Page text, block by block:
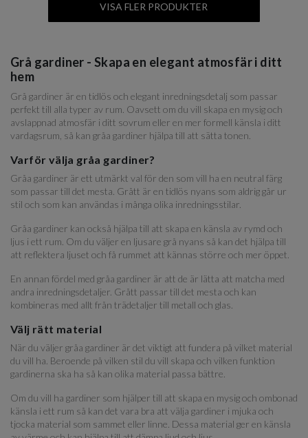
VISA FLER PRODUKTER
Grå gardiner - Skapa en elegant atmosfär i ditt
hem
Grå gardiner är en tidlös och elegant inredningsdetalj som passar
perfekt till alla typer av rum. Oavsett om du vill skapa en mysig och
avslappnad atmosfär i ditt sovrum eller en mer formell känsla i ditt
vardagsrum, så kan gråa gardiner hjälpa till att sätta tonen.
Varför välja gråa gardiner?
Gråa gardiner är ett utmärkt val för den som vill ha en neutral färg
som passar till det mesta. Grått är en tidlös nyans som aldrig går ur
stil och som kan användas i många olika inredningsstilar.
Gråa gardiner kan också hjälpa till att skapa en känsla av rymd och
ljus i ett rum. Om du väljer en ljusare grå nyans så kan det hjälpa till
att reflektera ljuset och få rummet att kännas större och mer öppet.
En annan fördel med gråa gardiner är att de är lätta att matcha med
andra inredningsdetaljer. Grått passar till det mesta och kan
kombineras med allt från trädetaljer till metall och glas.
Välj rätt material
När du väljer gråa gardiner är det viktigt att fundera på vilket material
du vill ha. Beroende på vilken stil du vill skapa och vilken funktion
gardinerna ska ha så kan olika material passa bättre.
Om du vill ha gardiner som hjälper till att skapa en mysig och ombonad
känsla i ett rum så kan det vara bra att välja gardiner i mjuka och
tjocka material som sammet eller linne. Dessa material ger en känsla